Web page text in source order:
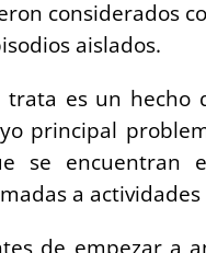
considerados
aislados.
trata es un hecho
principal
se encuentran
a
de empezar a